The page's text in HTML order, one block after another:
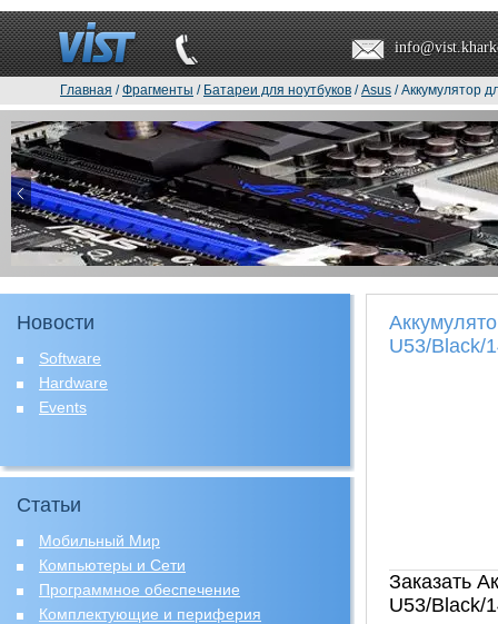
Главная /Фрагменты / Батареи для ноутбуков /Asus / Аккумулятор
Новости
Software
Hardware
Events
Статьи
Мобильный Мир
Компьютеры и Сети
Программное обеспечение
Комплектующие и периферия
U53/Black/
Заказать
U53/Black/